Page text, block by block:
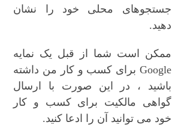
جستجوهای محلی خود را نشان
دهید.
ممکن است شما از قبل یک نمایه
Google برای کسب و کار من داشته
باشید ، در این صورت با ارسال
گواهی مالکیت برای کسب و کار
خود می توانید آن را ادعا کنید.